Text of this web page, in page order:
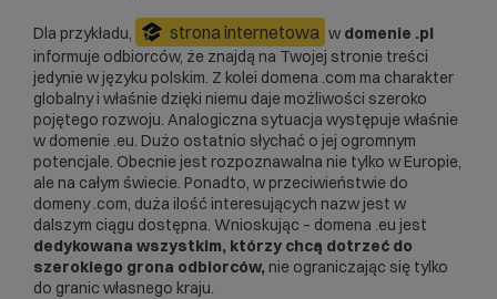
Dla przykładu, strona internetowa w domenie .pl
informuje odbiorców, że znajdą na Twojej stronie treści
jedynie w języku polskim. Z kolei domena .com ma charakter
globalny i właśnie dzięki niemu daje możliwości szeroko
pojętego rozwoju. Analogiczna sytuacja występuje właśnie
w domenie .eu. Dużo ostatnio słychać o jej ogromnym
potencjale. Obecnie jest rozpoznawalna nie tylko w Europie,
ale na całym świecie. Ponadto, w przeciwieństwie do
domeny .com, duża ilość interesujących nazw jest w
dalszym ciągu dostępna. Wnioskując – domena .eu jest
dedykowana wszystkim, którzy chcą dotrzeć do
szerokiego grona odbiorców, nie ograniczając się tylko
do granic własnego kraju.